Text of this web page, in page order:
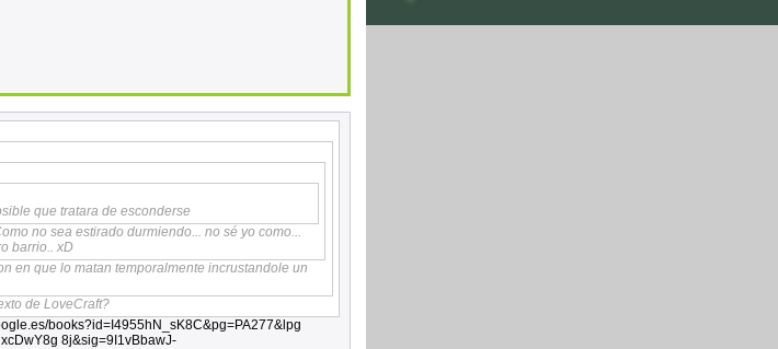
que tratara de esconderse
no sea estirado durmiendo... no sé yo como...
barrio.. xD
en que lo matan temporalmente incrustandole un
de LoveCraft?
books?id=I4955hN_sK8C&pg=PA277&lpg
8j&sig=9I1vBbawJ-